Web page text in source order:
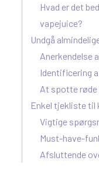
Hvad er det
vapejuice?
Undgå
Anerkendelse
Identificering
At spotte
Enkel tjekliste til
Vigtige
Must-have-
Afsluttende